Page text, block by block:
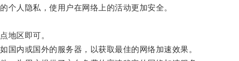
人隐私，使用户在网络上的活动更加安全。
地区即可。
内或国外的服务器，以获取最佳的网络加速效果。